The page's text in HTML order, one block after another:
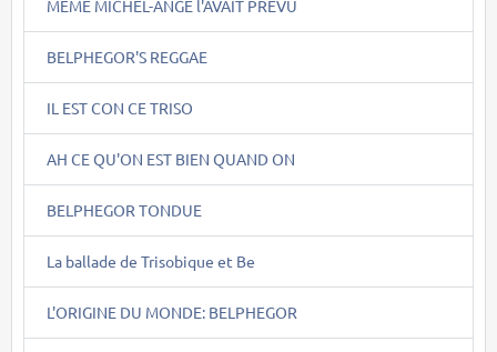
MÊME MICHEL-ANGE l'AVAIT PREVU
BELPHEGOR'S REGGAE
IL EST CON CE TRISO
AH CE QU'ON EST BIEN QUAND ON
BELPHEGOR TONDUE
La ballade de Trisobique et Be
L'ORIGINE DU MONDE: BELPHEGOR